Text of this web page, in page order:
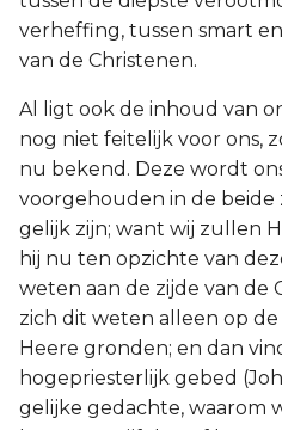
verheffing, tussen smart
van de Christenen.
Al ligt ook de inhoud van
nog niet feitelijk voor ons,
nu bekend. Deze wordt
voorgehouden in de beide
gelijk zijn; want wij zullen
hij nu ten opzichte van
weten aan de zijde van de
zich dit weten alleen op
Heere gronden; en dan
hogepriesterlijk gebed
gelijke gedachte, waarom